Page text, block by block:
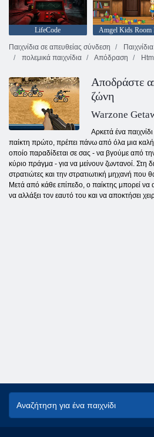
LifeCode
Παιχνίδια σε απευθείας σύνδεση
πολεμικά παιχνίδια
Απόδραση
Αποδράστε
ζώνη
Warzone
Αρκετά ένα
παίκτη πρώτο, πρέπει πάνω από όλα μια καλή
οποίο παραδίδεται σε σας - να βγούμε από
κύριο πράγμα - για να μείνουν ζωντανοί. Στη
στρατιώτες και την στρατιωτική μηχανή που
Μετά από κάθε επίπεδο, ο παίκτης μπορεί να
να αλλάξει τον εαυτό του και να αποκτήσει